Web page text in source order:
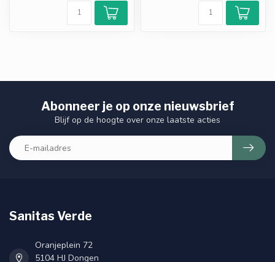
Abonneer je op onze nieuwsbrief
Blijf op de hoogte over onze laatste acties
Sanitas Verde
Oranjeplein 72
5104 HJ Dongen